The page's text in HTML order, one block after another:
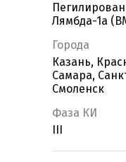
Лямбда-1a
Города
Казань,
Самара,
Смоленск
Фаза КИ